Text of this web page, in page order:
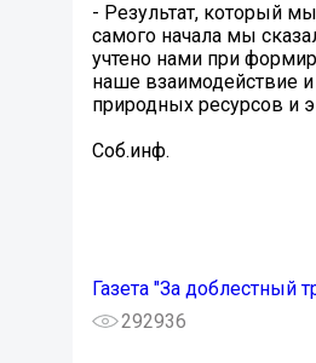
- Результат, который
самого начала мы
учтено нами при
наше взаимодействие
природных ресурсов и
Соб.инф.
Газета "За доблестный
292936